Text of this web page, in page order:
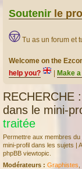
Soutenir le
Tu as un forum et
Welcome on the
help you?
Make
RECHERCHE
dans le mini-
traitée
Permettre aux membres
mini-profil dans les sujets |
phpBB viewtopic.
Modérateurs : Graphistes